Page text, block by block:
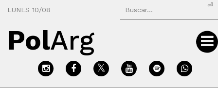
LUNES 10/08
⏎
PolArg